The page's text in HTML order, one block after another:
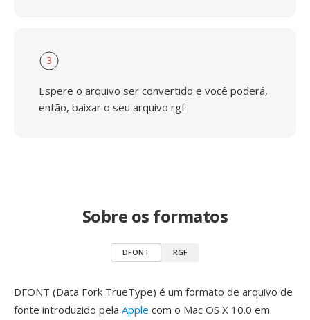
3
Espere o arquivo ser convertido e você poderá,
então, baixar o seu arquivo rgf
Sobre os formatos
DFONT RGF
DFONT (Data Fork TrueType) é um formato de arquivo de
fonte introduzido pela Apple com o Mac OS X 10.0 em